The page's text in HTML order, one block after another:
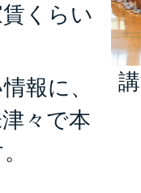
くらい
報に、
々で本